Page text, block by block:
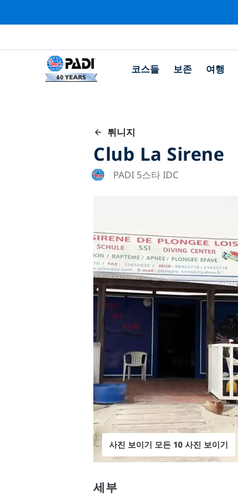
코스들 보존 여행
튀니지
Club La Sirene
PADI 5스타 IDC
사진 보이기 모든 10 사진 보이기
세부